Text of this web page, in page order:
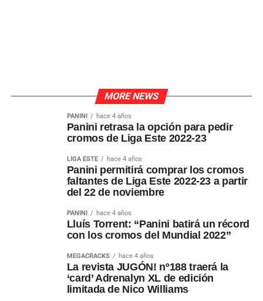
MORE NEWS
PANINI hace 4 años
Panini retrasa la opción para pedir
cromos de Liga Este 2022-23
LIGA ESTE hace 4 años
Panini permitirá comprar los cromos
faltantes de Liga Este 2022-23 a partir
del 22 de noviembre
PANINI hace 4 años
Lluís Torrent: “Panini batirá un récord
con los cromos del Mundial 2022”
MEGACRACKS hace 4 años
La revista JUGÓN! nº188 traerá la
‘card’ Adrenalyn XL de edición
limitada de Nico Williams